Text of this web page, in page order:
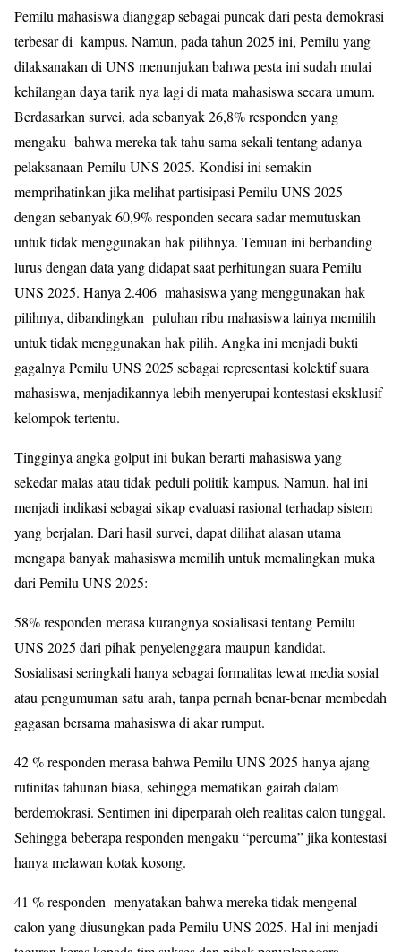
Pemilu mahasiswa dianggap sebagai puncak dari pesta demokrasi
terbesar di kampus. Namun, pada tahun 2025 ini, Pemilu yang
dilaksanakan di UNS menunjukan bahwa pesta ini sudah mulai
kehilangan daya tarik nya lagi di mata mahasiswa secara umum.
Berdasarkan survei, ada sebanyak 26,8% responden yang
mengaku bahwa mereka tak tahu sama sekali tentang adanya
pelaksanaan Pemilu UNS 2025. Kondisi ini semakin
memprihatinkan jika melihat partisipasi Pemilu UNS 2025
dengan sebanyak 60,9% responden secara sadar memutuskan
untuk tidak menggunakan hak pilihnya. Temuan ini berbanding
lurus dengan data yang didapat saat perhitungan suara Pemilu
UNS 2025. Hanya 2.406 mahasiswa yang menggunakan hak
pilihnya, dibandingkan puluhan ribu mahasiswa lainya memilih
untuk tidak menggunakan hak pilih. Angka ini menjadi bukti
gagalnya Pemilu UNS 2025 sebagai representasi kolektif suara
mahasiswa, menjadikannya lebih menyerupai kontestasi eksklusif
kelompok tertentu.
Tingginya angka golput ini bukan berarti mahasiswa yang
sekedar malas atau tidak peduli politik kampus. Namun, hal ini
menjadi indikasi sebagai sikap evaluasi rasional terhadap sistem
yang berjalan. Dari hasil survei, dapat dilihat alasan utama
mengapa banyak mahasiswa memilih untuk memalingkan muka
dari Pemilu UNS 2025:
58% responden merasa kurangnya sosialisasi tentang Pemilu
UNS 2025 dari pihak penyelenggara maupun kandidat.
Sosialisasi seringkali hanya sebagai formalitas lewat media sosial
atau pengumuman satu arah, tanpa pernah benar-benar membedah
gagasan bersama mahasiswa di akar rumput.
42 % responden merasa bahwa Pemilu UNS 2025 hanya ajang
rutinitas tahunan biasa, sehingga mematikan gairah dalam
berdemokrasi. Sentimen ini diperparah oleh realitas calon tunggal.
Sehingga beberapa responden mengaku “percuma” jika kontestasi
hanya melawan kotak kosong.
41 % responden menyatakan bahwa mereka tidak mengenal
calon yang diusungkan pada Pemilu UNS 2025. Hal ini menjadi